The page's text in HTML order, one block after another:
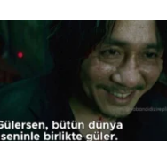
6 Ağustos ve3 Eylül
Akademisi’nin
Addams,
yüzleşmeye